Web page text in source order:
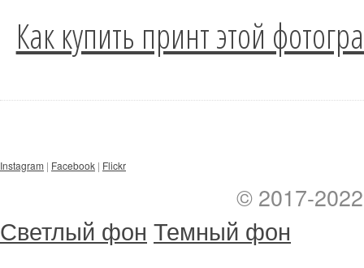
Как купить принт этой
Instagram | Facebook | Flickr
© 2017-
Светлый фон Темный фон